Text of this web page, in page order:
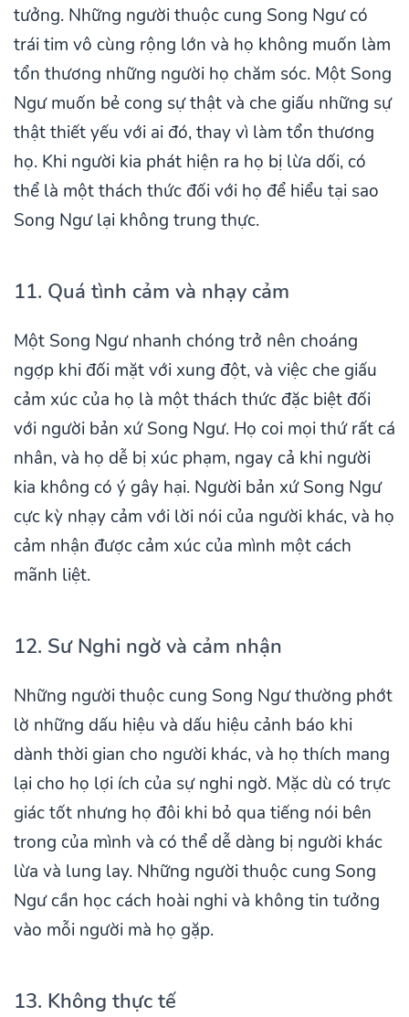
tưởng. Những người thuộc cung Song Ngư có
trái tim vô cùng rộng lớn và họ không muốn làm
tổn thương những người họ chăm sóc. Một Song
Ngư muốn bẻ cong sự thật và che giấu những sự
thật thiết yếu với ai đó, thay vì làm tổn thương
họ. Khi người kia phát hiện ra họ bị lừa dối, có
thể là một thách thức đối với họ để hiểu tại sao
Song Ngư lại không trung thực.
11. Quá tình cảm và nhạy cảm
Một Song Ngư nhanh chóng trở nên choáng
ngợp khi đối mặt với xung đột, và việc che giấu
cảm xúc của họ là một thách thức đặc biệt đối
với người bản xứ Song Ngư. Họ coi mọi thứ rất cá
nhân, và họ dễ bị xúc phạm, ngay cả khi người
kia không có ý gây hại. Người bản xứ Song Ngư
cực kỳ nhạy cảm với lời nói của người khác, và họ
cảm nhận được cảm xúc của mình một cách
mãnh liệt.
12. Sư Nghi ngờ và cảm nhận
Những người thuộc cung Song Ngư thường phớt
lờ những dấu hiệu và dấu hiệu cảnh báo khi
dành thời gian cho người khác, và họ thích mang
lại cho họ lợi ích của sự nghi ngờ. Mặc dù có trực
giác tốt nhưng họ đôi khi bỏ qua tiếng nói bên
trong của mình và có thể dễ dàng bị người khác
lừa và lung lay. Những người thuộc cung Song
Ngư cần học cách hoài nghi và không tin tưởng
vào mỗi người mà họ gặp.
13. Không thực tế